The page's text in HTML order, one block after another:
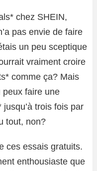
chez SHEIN,
pas envie de faire
un peu sceptique
vraiment croire
comme ça? Mais
peux faire une
trois fois par
tout, non?
ces essais gratuits.
enthousiaste que